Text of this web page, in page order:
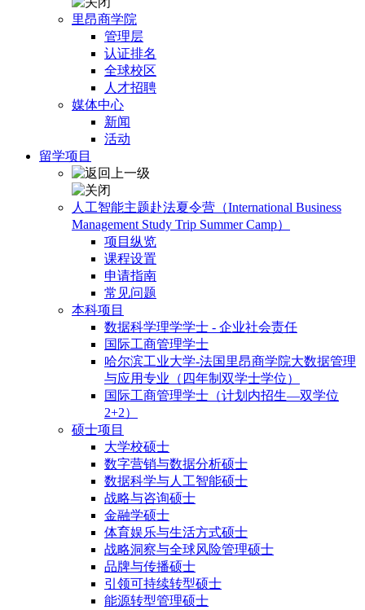
里昂商学院
管理层
认证排名
全球校区
人才招聘
媒体中心
新闻
活动
留学项目
人工智能主题赴法夏令营（International Business
Management Study Trip Summer Camp）
项目纵览
课程设置
申请指南
常见问题
本科项目
数据科学理学学士 - 企业社会责任
国际工商管理学士
哈尔滨工业大学-法国里昂商学院大数据管理
与应用专业（四年制双学士学位）
国际工商管理学士（计划内招生—双学位
2+2）
硕士项目
大学校硕士
数字营销与数据分析硕士
数据科学与人工智能硕士
战略与咨询硕士
金融学硕士
体育娱乐与生活方式硕士
战略洞察与全球风险管理硕士
品牌与传播硕士
引领可持续转型硕士
能源转型管理硕士